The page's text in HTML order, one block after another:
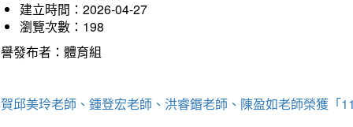
建立時間：2026-04-27
瀏覽次數：198
發布者：體育組
邱美玲老師、鍾登宏老師、洪睿鍲老師、陳盈如老師榮獲「